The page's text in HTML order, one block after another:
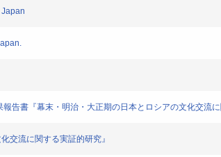
告書『幕末・明治・大正期の日本とロシアの文化交流に
交流に関する実証的研究』